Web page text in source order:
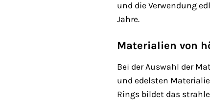
und die Verwendung
Jahre.
Materialien von
Bei der Auswahl der
und edelsten
Rings bildet das